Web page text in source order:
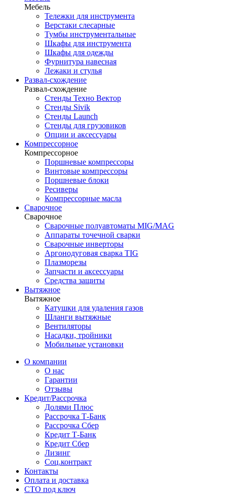
Мебель
Тележки для инструмента
Верстаки слесарные
Тумбы инструментальные
Шкафы для инструмента
Шкафы для одежды
Фурнитура навесная
Лежаки и стулья
Развал-схождение
Развал-схождение
Стенды Техно Вектор
Стенды Sivik
Стенды Launch
Стенды для грузовиков
Опции и аксессуары
Компрессорное
Компрессорное
Поршневые компрессоры
Винтовые компрессоры
Поршневые блоки
Ресиверы
Компрессорные масла
Сварочное
Сварочное
Сварочные полуавтоматы MIG/MAG
Аппараты точечной сварки
Сварочные инверторы
Аргонодуговая сварка TIG
Плазморезы
Запчасти и аксессуары
Средства защиты
Вытяжное
Вытяжное
Катушки для удаления газов
Шланги вытяжные
Вентиляторы
Насадки, тройники
Мобильные установки
О компании
О нас
Гарантии
Отзывы
Кредит/Рассрочка
Долями Плюс
Рассрочка Т-Банк
Рассрочка Сбер
Кредит Т-Банк
Кредит Сбер
Лизинг
Соц.контракт
Контакты
Оплата и доставка
СТО под ключ